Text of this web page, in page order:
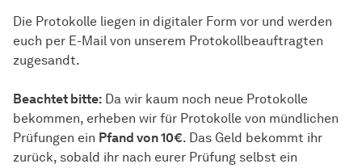
Die Protokolle liegen in digitaler Form vor und werden
euch per E-Mail von unserem Protokollbeauftragten
zugesandt.
Beachtet bitte: Da wir kaum noch neue Protokolle
bekommen, erheben wir für Protokolle von mündlichen
Prüfungen ein Pfand von 10€. Das Geld bekommt ihr
zurück, sobald ihr nach eurer Prüfung selbst ein